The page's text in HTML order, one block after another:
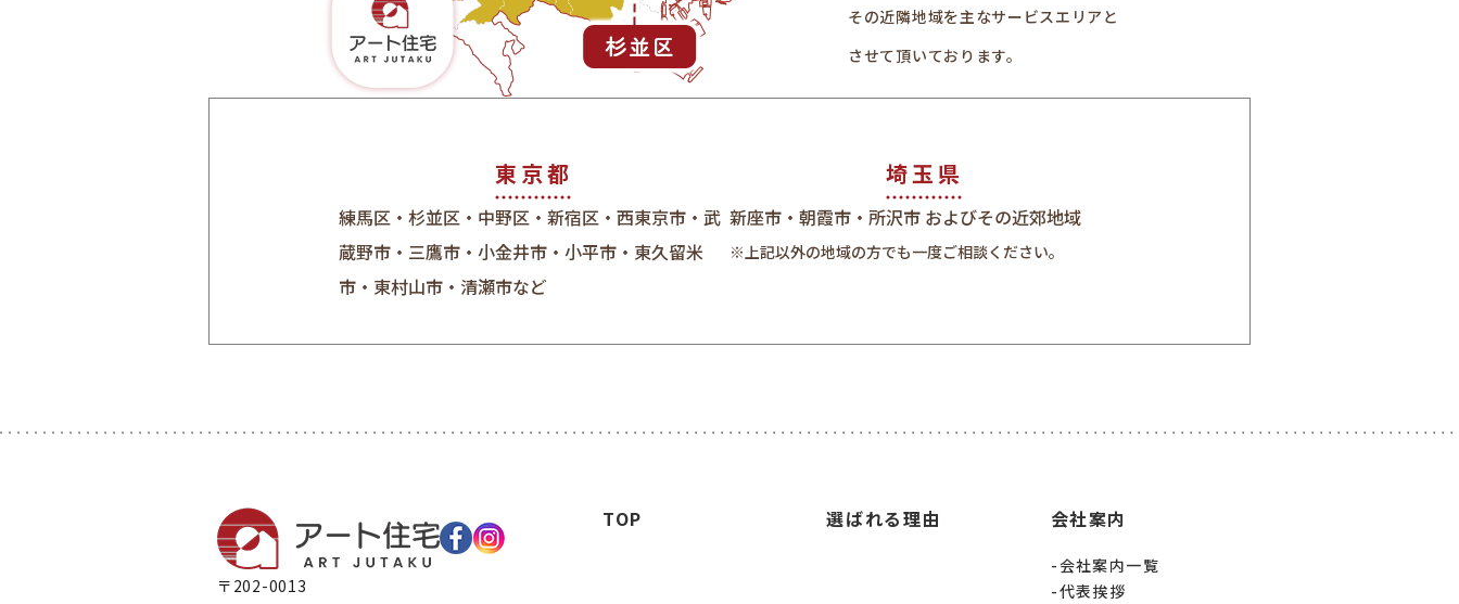
その近隣地域を主なサービスエリアと
させて頂いております。
東京都
練馬区・杉並区・中野区・新宿区・西東京市・武
蔵野市・三鷹市・小金井市・小平市・東久留米
市・東村山市・清瀬市など
埼玉県
新座市・朝霞市・所沢市 およびその近郊地域
※上記以外の地域の方でも一度ご相談ください。
〒202-0013
TOP 選ばれる理由 会社案内
会社案内一覧
代表挨拶